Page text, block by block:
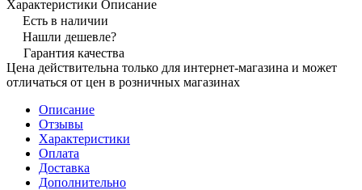
Характеристики Описание
Есть в наличии
Нашли дешевле?
Гарантия качества
Цена действительна только для интернет-магазина и может
отличаться от цен в розничных магазинах
Описание
Отзывы
Характеристики
Оплата
Доставка
Дополнительно